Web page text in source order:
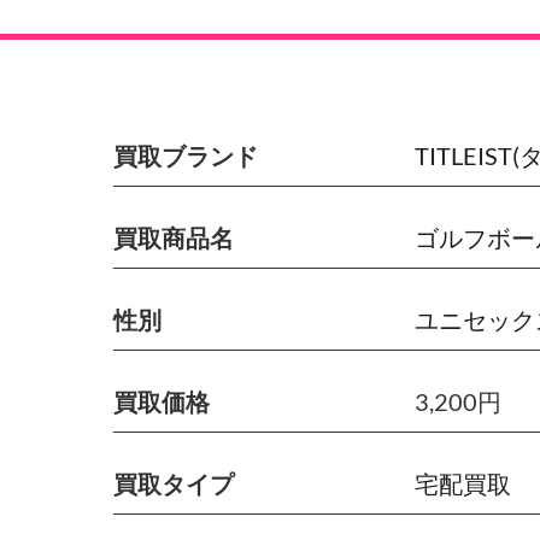
買取ブランド TITLEIST(
買取商品名 ゴルフボ
性別 ユニセック
買取価格 3,200円
買取タイプ 宅配買取